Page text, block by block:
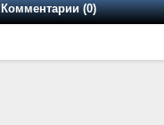
Комментарии (0)